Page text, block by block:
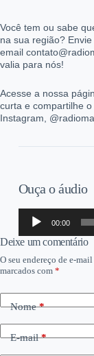
Você tem ou sabe
na sua região?
email
valia para nós!
Acesse a nossa
curta e compartilhe
Instagram,
Ouça o áudio
Tocador
áudio
00:00
Deixe um comentário
O seu endereço de e-
marcados com *
Nome*
E-mail*